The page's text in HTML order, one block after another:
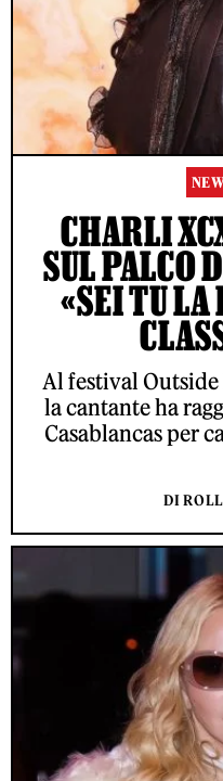
CHARLI
SUL PALCO
«SEI TU LA
Al festival Outside
la cantante ha
Casablancas per
DI